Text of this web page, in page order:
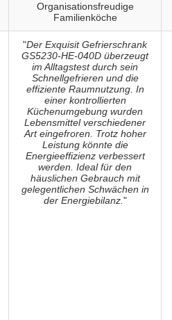
Organisationsfreudige
Familienköche
"Der Exquisit Gefrierschrank
GS5230-HE-040D überzeugt
im Alltagstest durch sein
Schnellgefrieren und die
effiziente Raumnutzung. In
einer kontrollierten
Küchenumgebung wurden
Lebensmittel verschiedener
Art eingefroren. Trotz hoher
Leistung könnte die
Energieeffizienz verbessert
werden. Ideal für den
häuslichen Gebrauch mit
gelegentlichen Schwächen in
der Energiebilanz."